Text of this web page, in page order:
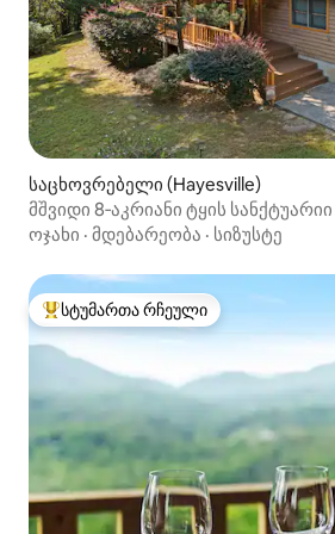
საცხოვრებელი (Hayesville)
მშვიდი 8‑აკრიანი ტყის
მახლობლად
ოჯახი · მდებარეობა · სიზუსტე
სტუმართა რჩეული მოწინავე ვარიანტი
სტუმართა რჩეული